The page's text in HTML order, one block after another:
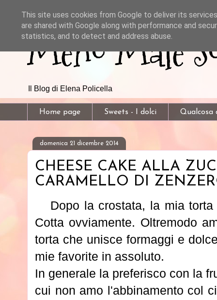
Meno Male
Il Blog di Elena Policella
Home page Sweets - I dolci Qualcosa
domenica 21 dicembre 2014
CHEESE CAKE ALLA
CARAMELLO DI
Dopo la crostata, la mia
Cotta ovviamente. Oltremodo
torta che unisce formaggi e
mie favorite in assoluto.
In generale la preferisco con la
cui non amo l'abbinamento col
This site uses cookies from Google to deliver its
are shared with Google along with performance and
statistics, and to detect and address abuse.